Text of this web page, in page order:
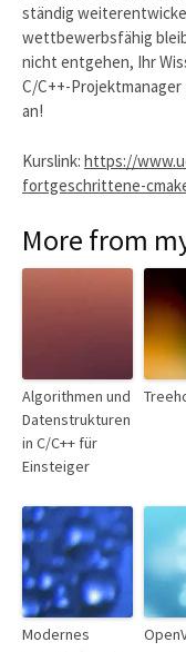
ständig
wettbewerbsfähig
nicht entgehen, Ihr
C/C++-
an!
Kurslink: https://
fortgeschrittene-
More from
Algorithmen und
Datenstrukturen
in C/C++ für
Einsteiger
Modernes